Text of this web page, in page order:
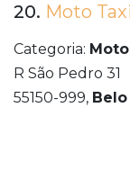
20. Moto Taxi
Categoria:
R São Pedro 31
55150-999,